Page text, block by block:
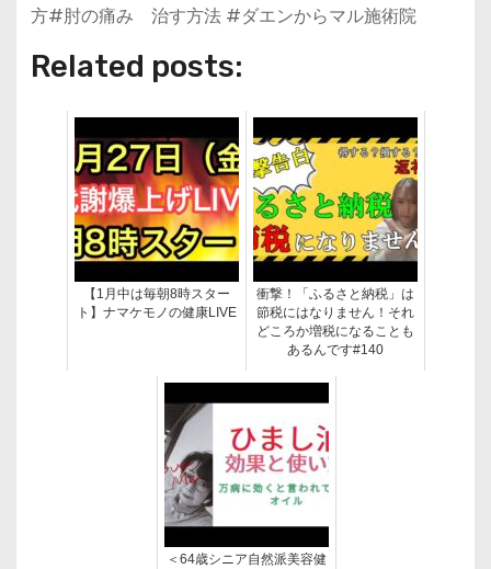
方#肘の痛み 治す方法 #ダエンからマル施術院
Related posts:
【1月中は毎朝8時スター
ト】ナマケモノの健康LIVE
衝撃！「ふるさと納税」は
節税にはなりません！それ
どころか増税になることも
あるんです#140
＜64歳シニア自然派美容健